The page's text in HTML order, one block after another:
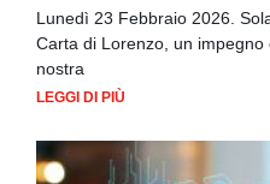
Lunedì 23 Febbraio 2026.
Carta di Lorenzo, un
nostra
LEGGI DI PIÙ